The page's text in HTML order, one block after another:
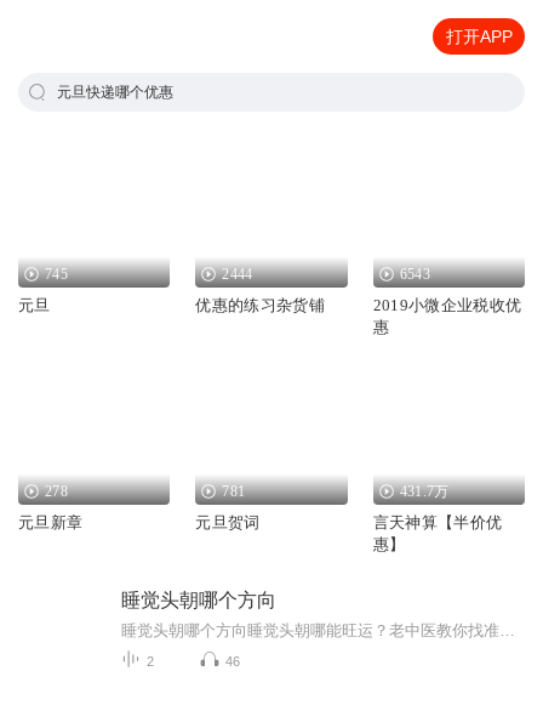
打开APP
元旦快递哪个优惠
745
元旦
2444
优惠的练习杂货铺
6543
2019小微企业税收优
惠
278
元旦新章
781
元旦贺词
431.7万
言天神算【半价优
惠】
睡觉头朝哪个方向
2 46